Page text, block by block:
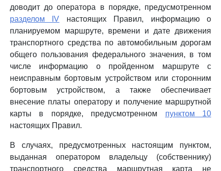
доводит до оператора в порядке, предусмотренном
разделом IV настоящих Правил, информацию о
планируемом маршруте, времени и дате движения
транспортного средства по автомобильным дорогам
общего пользования федерального значения, в том
числе информацию о пройденном маршруте с
неисправным бортовым устройством или сторонним
бортовым устройством, а также обеспечивает
внесение платы оператору и получение маршрутной
карты в порядке, предусмотренном пунктом 10
настоящих Правил.
В случаях, предусмотренных настоящим пунктом,
выданная оператором владельцу (собственнику)
транспортного средства маршрутная карта не